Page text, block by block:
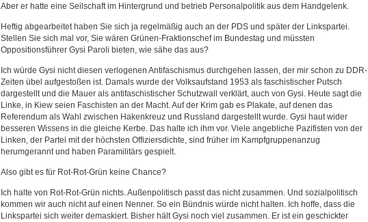
Aber er hatte eine Seilschaft im Hintergrund und betrieb Personalpolitik aus dem Handgelenk.
Heftig abgearbeitet haben Sie sich ja regelmäßig auch an der PDS und später der Linkspartei.
Stellen Sie sich mal vor, Sie wären Grünen-Fraktionschef im Bundestag und müssten
Oppositionsführer Gysi Paroli bieten, wie sähe das aus?
Ich würde Gysi nicht diesen verlogenen Antifaschismus durchgehen lassen, der mir schon zu DDR-
Zeiten übel aufgestoßen ist. Damals wurde der Volksaufstand 1953 als faschistischer Putsch
dargestellt und die Mauer als antifaschistischer Schutzwall verklärt, auch von Gysi. Heute sagt die
Linke, in Kiew seien Faschisten an der Macht. Auf der Krim gab es Plakate, auf denen das
Referendum als Wahl zwischen Hakenkreuz und Russland dargestellt wurde. Gysi haut wider
besseren Wissens in die gleiche Kerbe. Das halte ich ihm vor. Viele angebliche Pazifisten von der
Linken, der Partei mit der höchsten Offiziersdichte, sind früher im Kampfgruppenanzug
herumgerannt und haben Paramilitärs gespielt.
Also gibt es für Rot-Rot-Grün keine Chance?
Ich halte von Rot-Rot-Grün nichts. Außenpolitisch passt das nicht zusammen. Und sozialpolitisch
kommen wir auch nicht auf einen Nenner. So ein Bündnis würde nicht halten. Ich hoffe, dass die
Linkspartei sich weiter demaskiert. Bisher hält Gysi noch viel zusammen. Er ist ein geschickter